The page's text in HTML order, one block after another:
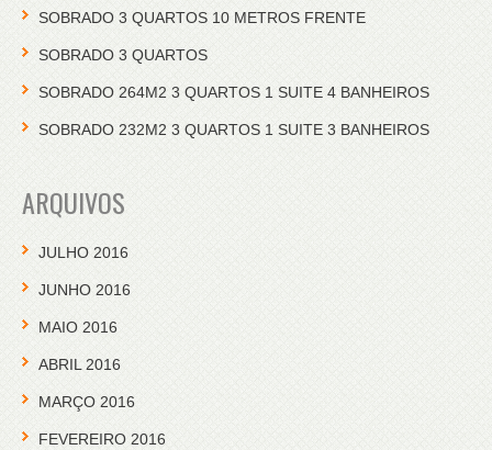
SOBRADO 3 QUARTOS 10 METROS FRENTE
SOBRADO 3 QUARTOS
SOBRADO 264M2 3 QUARTOS 1 SUITE 4 BANHEIROS
SOBRADO 232M2 3 QUARTOS 1 SUITE 3 BANHEIROS
ARQUIVOS
JULHO 2016
JUNHO 2016
MAIO 2016
ABRIL 2016
MARÇO 2016
FEVEREIRO 2016